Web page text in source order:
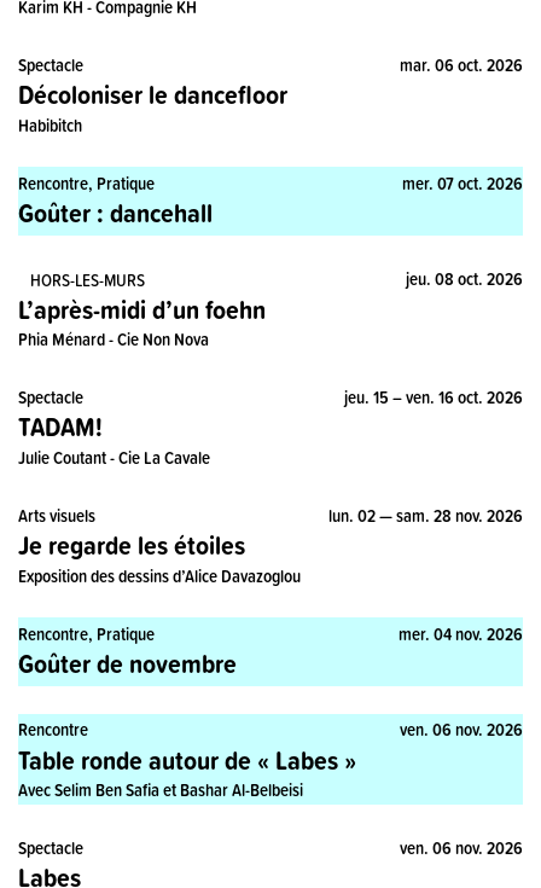
Karim KH - Compagnie KH
Spectacle mar. 06 oct. 2026
Décoloniser le dancefloor
Habibitch
Rencontre, Pratique mer. 07 oct. 2026
Goûter : dancehall
HORS-LES-MURS
Spectacle jeu. 08 oct. 2026
L’après-midi d’un foehn
Phia Ménard - Cie Non Nova
Spectacle jeu. 15 – ven. 16 oct. 2026
TADAM!
Julie Coutant - Cie La Cavale
Arts visuels lun. 02 — sam. 28 nov. 2026
Je regarde les étoiles
Exposition des dessins d’Alice Davazoglou
Rencontre, Pratique mer. 04 nov. 2026
Goûter de novembre
Rencontre ven. 06 nov. 2026
Table ronde autour de « Labes »
Avec Selim Ben Safia et Bashar Al-Belbeisi
Spectacle ven. 06 nov. 2026
Labes